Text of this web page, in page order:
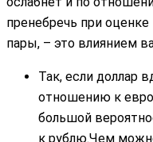
пренебречь при
пары, – это влиянием
Так, если доллар
отношению к
большой
к рублю.Чем